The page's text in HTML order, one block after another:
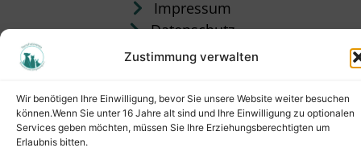
Zustimmung verwalten
Wir benötigen Ihre Einwilligung, bevor Sie unsere Website weiter besuchen
können.Wenn Sie unter 16 Jahre alt sind und Ihre Einwilligung zu optionalen
Services geben möchten, müssen Sie Ihre Erziehungsberechtigten um
Erlaubnis bitten.
Impressum
Datenschutz
Satzung